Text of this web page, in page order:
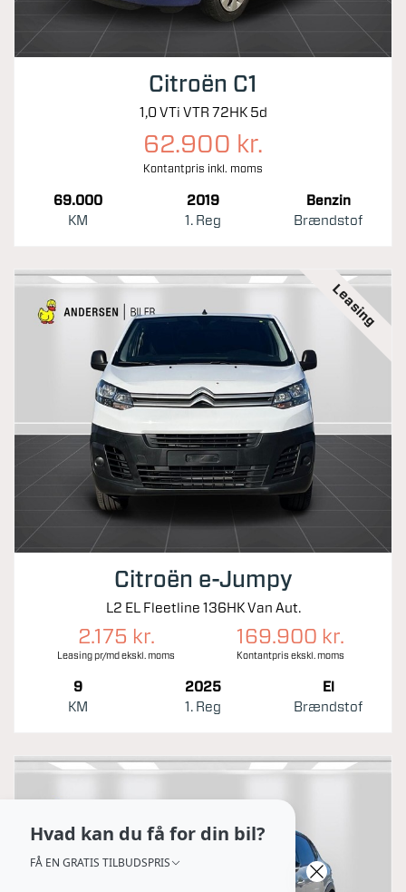
Citroën C1
1,0 VTi VTR 72HK 5d
62.900 kr.
Kontantpris inkl. moms
69.000
KM
2019
1. Reg
Benzin
Brændstof
Leasing
Citroën e-Jumpy
L2 EL Fleetline 136HK Van Aut.
2.175 kr.
Leasing pr/md ekskl. moms
169.900 kr.
Kontantpris ekskl. moms
9
KM
2025
1. Reg
El
Brændstof
Hvad kan du få for din bil?
FÅ EN GRATIS TILBUDSPRIS